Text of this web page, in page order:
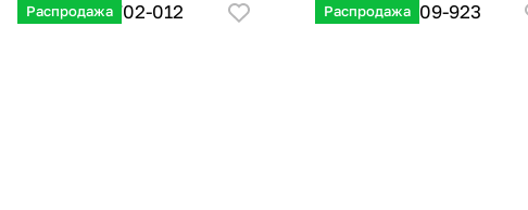
Распродажа Распродажа